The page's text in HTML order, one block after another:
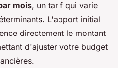
mois, un tarif qui varie
L'apport initial
directement le montant
d'ajuster votre budget